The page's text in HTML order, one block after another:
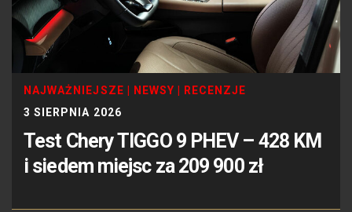
NAJWAŻNIEJSZE NEWSY
RECENZJE
3 SIERPNIA 2026
Test Chery TIGGO 9 PHEV – 428 KM
i siedem miejsc za 209 900 zł